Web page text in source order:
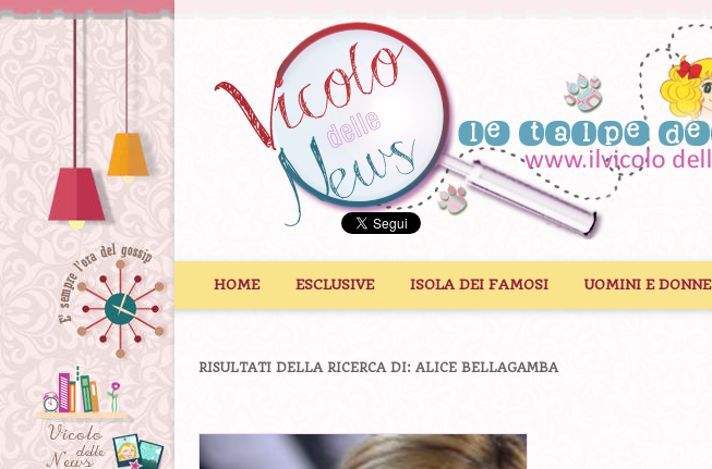
HOME ESCLUSIVE ISOLA DEI FAMOSI UOMINI E DONNE
RISULTATI DELLA RICERCA DI: ALICE BELLAGAMBA